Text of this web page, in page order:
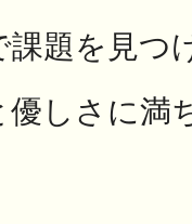
題を見つ
優しさに満